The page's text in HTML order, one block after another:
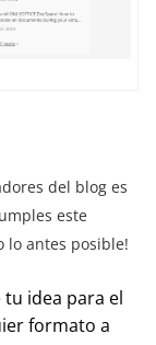
del blog es
este
lo antes posible!
tu idea para el
formato a